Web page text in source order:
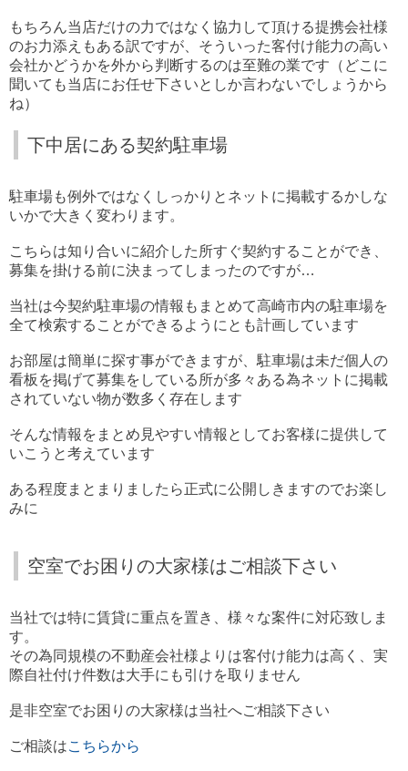
もちろん当店だけの力ではなく協力して頂ける提携会社様
のお力添えもある訳ですが、そういった客付け能力の高い
会社かどうかを外から判断するのは至難の業です（どこに
聞いても当店にお任せ下さいとしか言わないでしょうから
ね）
下中居にある契約駐車場
駐車場も例外ではなくしっかりとネットに掲載するかしな
いかで大きく変わります。
こちらは知り合いに紹介した所すぐ契約することができ、
募集を掛ける前に決まってしまったのですが…
当社は今契約駐車場の情報もまとめて高崎市内の駐車場を
全て検索することができるようにとも計画しています
お部屋は簡単に探す事ができますが、駐車場は未だ個人の
看板を掲げて募集をしている所が多々ある為ネットに掲載
されていない物が数多く存在します
そんな情報をまとめ見やすい情報としてお客様に提供して
いこうと考えています
ある程度まとまりましたら正式に公開しきますのでお楽し
みに
空室でお困りの大家様はご相談下さい
当社では特に賃貸に重点を置き、様々な案件に対応致しま
す。
その為同規模の不動産会社様よりは客付け能力は高く、実
際自社付け件数は大手にも引けを取りません
是非空室でお困りの大家様は当社へご相談下さい
ご相談はこちらから